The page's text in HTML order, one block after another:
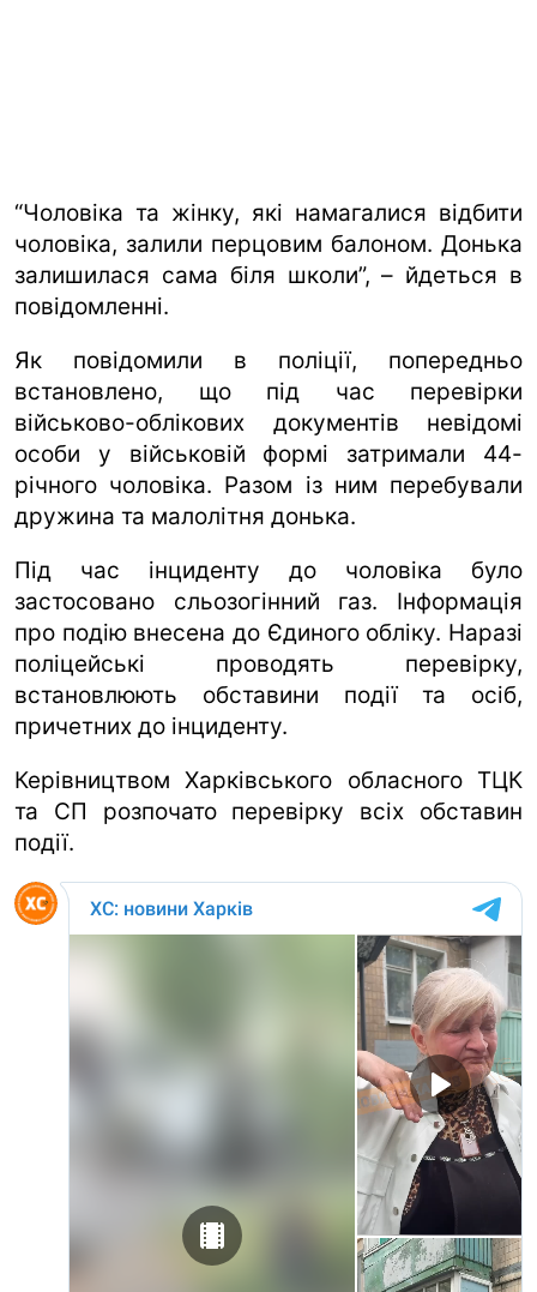
“Чоловіка та жінку, які намагалися відбити
чоловіка, залили перцовим балоном. Донька
залишилася сама біля школи”, – йдеться в
повідомленні.
Як повідомили в поліції, попередньо
встановлено, що під час перевірки
військово-облікових документів невідомі
особи у військовій формі затримали 44-
річного чоловіка. Разом із ним перебували
дружина та малолітня донька.
Під час інциденту до чоловіка було
застосовано сльозогінний газ. Інформація
про подію внесена до Єдиного обліку. Наразі
поліцейські проводять перевірку,
встановлюють обставини події та осіб,
причетних до інциденту.
Керівництвом Харківського обласного ТЦК
та СП розпочато перевірку всіх обставин
події.